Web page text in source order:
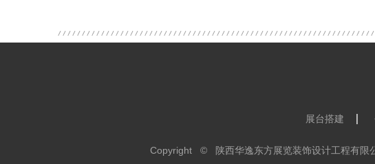
展台搭建
Copyright © 陕西华逸东方展览装饰设计工程有限